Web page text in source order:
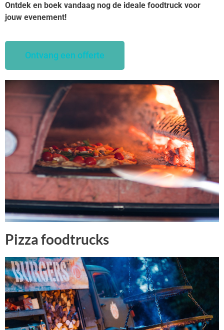
Ontdek en boek vandaag nog de ideale foodtruck voor
jouw evenement!
Ontvang een offerte
Pizza foodtrucks